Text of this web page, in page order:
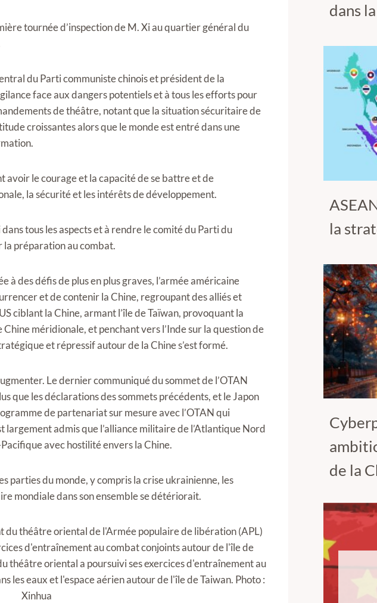
tournée d’inspection de M. Xi au quartier général du
du Parti communiste chinois et président de la
face aux dangers potentiels et à tous les efforts pour
de théâtre, notant que la situation sécuritaire de
croissantes alors que le monde est entré dans une
avoir le courage et la capacité de se battre et de
la sécurité et les intérêts de développement.
tous les aspects et à rendre le comité du Parti du
préparation au combat.
à des défis de plus en plus graves, l’armée américaine
et de contenir la Chine, regroupant des alliés et
ciblant la Chine, armant l’île de Taïwan, provoquant la
méridionale, et penchant vers l’Inde sur la question de
et répressif autour de la Chine s’est formé.
Le dernier communiqué du sommet de l’OTAN
que les déclarations des sommets précédents, et le Japon
de partenariat sur mesure avec l’OTAN qui
admis que l’alliance militaire de l’Atlantique Nord
avec hostilité envers la Chine.
parties du monde, y compris la crise ukrainienne, les
mondiale dans son ensemble se détériorait.
dans
la
de la